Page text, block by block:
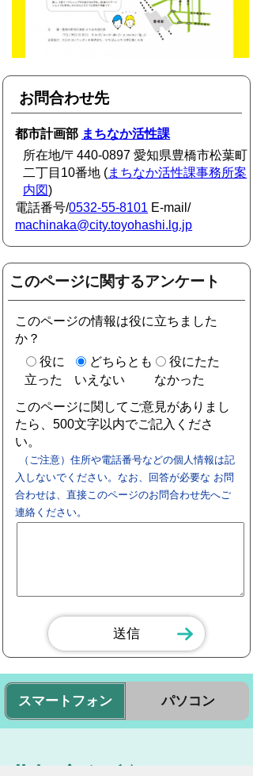
お問合わせ先
都市計画部 まちなか活性課
所在地/〒440-0897 愛知県豊橋市松葉町
二丁目10番地 (まちなか活性課事務所案
内図)
電話番号/0532-55-8101 E-mail/
machinaka@city.toyohashi.lg.jp
このページに関するアンケート
このページの情報は役に立ちました
か？
役に
立った
どちらとも
いえない
役にたた
なかった
このページに関してご意見がありまし
たら、500文字以内でご記入くださ
い。
（ご注意）住所や電話番号などの個人情報は記
入しないでください。なお、回答が必要な お問
合わせは、直接このページのお問合わせ先へご
連絡ください。
スマートフォン パソコン